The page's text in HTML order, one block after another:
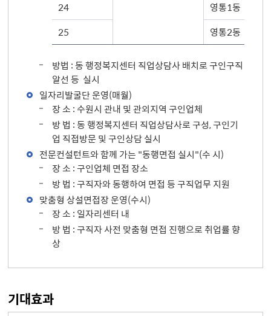
24
영통1동
25
영통2동
방법 : 동 행정복지센터 직업상담사 배치로 구인구직
알선 등 실시
일자리발굴단 운영(매월)
장 소 : 수원시 관내 및 관외지역 구인업체
방 법 : 동 행정복지센터 직업상담사로 구성, 구인기
업 직접방문 및 구인상담 실시
전문컨설턴트와 함께 가는 "동행면접 실시"(수 시)
장 소 : 구인업체 면접 장소
방 법 : 구직자와 동행하여 면접 등 구직업무 지원
맞춤형 상설면접장 운영(수시)
장 소 : 일자리센터 내
방 법 : 구직자 사전 맞춤형 면접 진행으로 취업률 향
상
기대효과